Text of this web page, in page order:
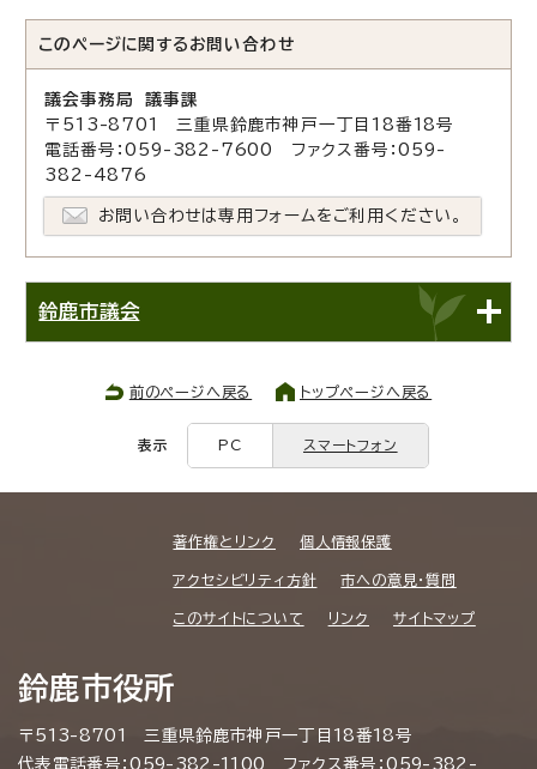
このページに関する お問い合わせ
議会事務局 議事課
〒513-8701 三重県鈴鹿市神戸一丁目18番18号
電話番号：059-382-7600 ファクス番号：059-
382-4876
お問い合わせは専用フォームをご利用ください。
鈴鹿市議会
前のページへ戻る トップページへ戻る
表示 PC スマートフォン
著作権とリンク 個人情報保護
アクセシビリティ方針 市への意見・質問
このサイトについて リンク サイトマップ
鈴鹿市役所
〒513-8701 三重県鈴鹿市神戸一丁目18番18号
代表電話番号：059-382-1100 ファクス番号：059-382-